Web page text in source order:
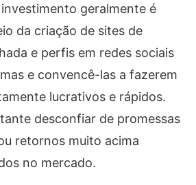
geralmente é
da criação de sites de
e perfis em redes sociais
e convencê-las a fazerem
lucrativos e rápidos.
desconfiar de promessas
retornos muito acima
no mercado.